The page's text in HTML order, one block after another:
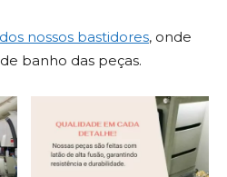
nossos bastidores, onde
banho das peças.